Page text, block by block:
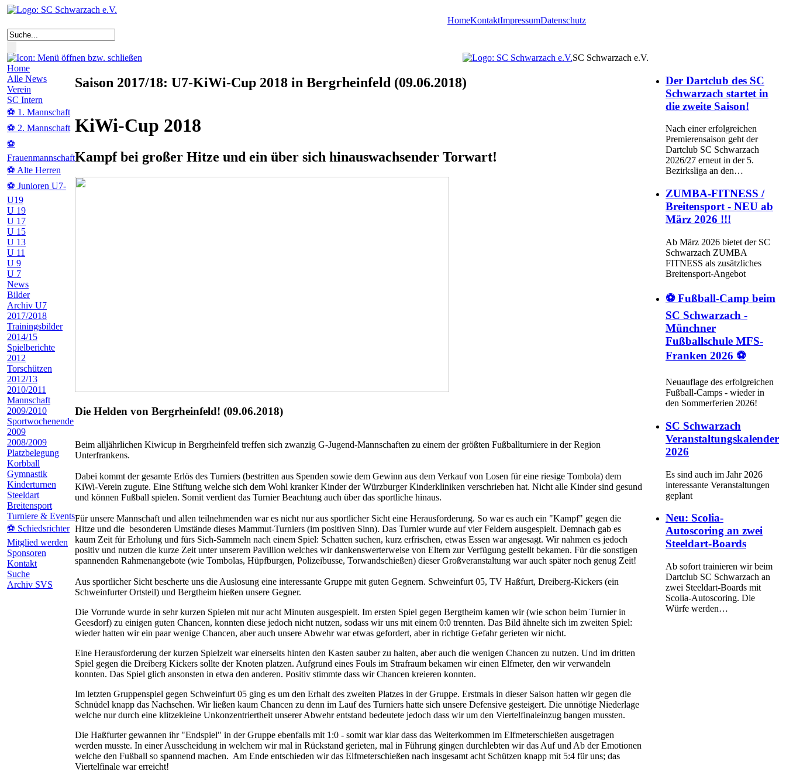
HomeKontaktImpressumDatenschutz
SC Schwarzach e.V.
Home
Alle News
Verein
SC Intern
⚽ 1. Mannschaft
⚽ 2. Mannschaft
⚽
Frauenmannschaft
⚽ Alte Herren
⚽ Junioren U7-
U19
U 19
U 17
U 15
U 13
U 11
U 9
U 7
News
Bilder
Archiv U7
2017/2018
Trainingsbilder
2014/15
Spielberichte
2012
Torschützen
2012/13
2010/2011
Mannschaft
2009/2010
Sportwochenende
2009
2008/2009
Platzbelegung
Korbball
Gymnastik
Kinderturnen
Steeldart
Breitensport
Turniere & Events
⚽ Schiedsrichter
Mitglied werden
Sponsoren
Kontakt
Suche
Archiv SVS
Saison 2017/18: U7-KiWi-Cup 2018 in Bergrheinfeld (09.06.2018)
KiWi-Cup 2018
Kampf bei großer Hitze und ein über sich hinauswachsender Torwart!
Die Helden von Bergrheinfeld! (09.06.2018)
Beim alljährlichen Kiwicup in Bergrheinfeld treffen sich zwanzig G-Jugend-Mannschaften zu einem der größten Fußballturniere in der Region
Unterfrankens.
Dabei kommt der gesamte Erlös des Turniers (bestritten aus Spenden sowie dem Gewinn aus dem Verkauf von Losen für eine riesige Tombola) dem
KiWi-Verein zugute. Eine Stiftung welche sich dem Wohl kranker Kinder der Würzburger Kinderkliniken verschrieben hat. Nicht alle Kinder sind gesund
und können Fußball spielen. Somit verdient das Turnier Beachtung auch über das sportliche hinaus.
Für unsere Mannschaft und allen teilnehmenden war es nicht nur aus sportlicher Sicht eine Herausforderung. So war es auch ein "Kampf" gegen die
Hitze und die besonderen Umstände dieses Mammut-Turniers (im positiven Sinn). Das Turnier wurde auf vier Feldern ausgespielt. Demnach gab es
kaum Zeit für Erholung und fürs Sich-Sammeln nach einem Spiel: Schatten suchen, kurz erfrischen, etwas Essen war angesagt. Wir nahmen es jedoch
positiv und nutzen die kurze Zeit unter unserem Pavillion welches wir dankenswerterweise von Eltern zur Verfügung gestellt bekamen. Für die sonstigen
spannenden Rahmenangebote (wie Tombolas, Hüpfburgen, Polizeibusse, Torwandschießen) dieser Großveranstaltung war auch später noch genug Zeit!
Aus sportlicher Sicht bescherte uns die Auslosung eine interessante Gruppe mit guten Gegnern. Schweinfurt 05, TV Haßfurt, Dreiberg-Kickers (ein
Schweinfurter Ortsteil) und Bergtheim hießen unsere Gegner.
Die Vorrunde wurde in sehr kurzen Spielen mit nur acht Minuten ausgespielt. Im ersten Spiel gegen Bergtheim kamen wir (wie schon beim Turnier in
Geesdorf) zu einigen guten Chancen, konnten diese jedoch nicht nutzen, sodass wir uns mit einem 0:0 trennten. Das Bild ähnelte sich im zweiten Spiel:
wieder hatten wir ein paar wenige Chancen, aber auch unsere Abwehr war etwas gefordert, aber in richtige Gefahr gerieten wir nicht.
Eine Herausforderung der kurzen Spielzeit war einerseits hinten den Kasten sauber zu halten, aber auch die wenigen Chancen zu nutzen. Und im dritten
Spiel gegen die Dreiberg Kickers sollte der Knoten platzen. Aufgrund eines Fouls im Strafraum bekamen wir einen Elfmeter, den wir verwandeln
konnten. Das Spiel glich ansonsten in etwa den anderen. Positiv stimmte dass wir Chancen kreieren konnten.
Im letzten Gruppenspiel gegen Schweinfurt 05 ging es um den Erhalt des zweiten Platzes in der Gruppe. Erstmals in dieser Saison hatten wir gegen die
Schnüdel knapp das Nachsehen. Wir ließen kaum Chancen zu denn im Lauf des Turniers hatte sich unsere Defensive gesteigert. Die unnötige Niederlage
welche nur durch eine klitzekleine Unkonzentriertheit unserer Abwehr entstand bedeutete jedoch dass wir um den Viertelfinaleinzug bangen mussten.
Die Haßfurter gewannen ihr "Endspiel" in der Gruppe ebenfalls mit 1:0 - somit war klar dass das Weiterkommen im Elfmeterschießen ausgetragen
werden musste. In einer Ausscheidung in welchem wir mal in Rückstand gerieten, mal in Führung gingen durchlebten wir das Auf und Ab der Emotionen
welche den Fußball so spannend machen. Am Ende entschieden wir das Elfmeterschießen nach insgesamt acht Schützen knapp mit 5:4 für uns; das
Viertelfinale war erreicht!
Der Dartclub des SC
Schwarzach startet in
die zweite Saison!
Nach einer erfolgreichen
Premierensaison geht der
Dartclub SC Schwarzach
2026/27 erneut in der 5.
Bezirksliga an den…
ZUMBA-FITNESS /
Breitensport - NEU ab
März 2026 !!!
Ab März 2026 bietet der SC
Schwarzach ZUMBA
FITNESS als zusätzliches
Breitensport-Angebot
⚽ Fußball-Camp beim
SC Schwarzach -
Münchner
Fußballschule MFS-
Franken 2026 ⚽
Neuauflage des erfolgreichen
Fußball-Camps - wieder in
den Sommerferien 2026!
SC Schwarzach
Veranstaltungskalender
2026
Es sind auch im Jahr 2026
interessante Veranstaltungen
geplant
Neu: Scolia-
Autoscoring an zwei
Steeldart-Boards
Ab sofort trainieren wir beim
Dartclub SC Schwarzach an
zwei Steeldart-Boards mit
Scolia-Autoscoring. Die
Würfe werden…